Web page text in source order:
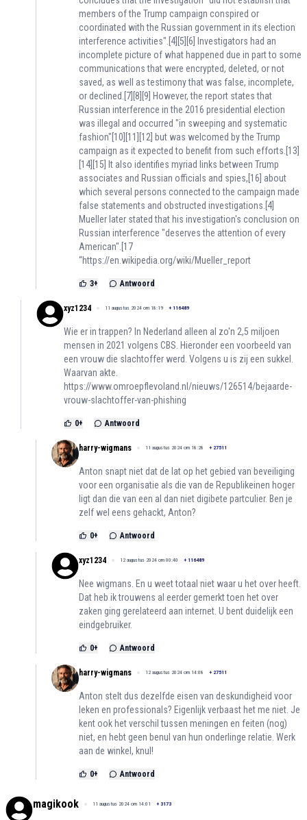
members of the Trump campaign conspired or
coordinated with the Russian government in its election
interference activities".[4][5][6] Investigators had an
incomplete picture of what happened due in part to some
communications that were encrypted, deleted, or not
saved, as well as testimony that was false, incomplete,
or declined.[7][8][9] However, the report states that
Russian interference in the 2016 presidential election
was illegal and occurred "in sweeping and systematic
fashion"[10][11][12] but was welcomed by the Trump
campaign as it expected to benefit from such efforts.[13]
[14][15] It also identifies myriad links between Trump
associates and Russian officials and spies,[16] about
which several persons connected to the campaign made
false statements and obstructed investigations.[4]
Mueller later stated that his investigation's conclusion on
Russian interference "deserves the attention of every
American".[17
“https://en.wikipedia.org/wiki/Mueller_report
3+ Antwoord
xyz1234 11 augustus 2024 om 18:19 + 116489
Wie er in trappen? In Nederland alleen al zo'n 2,5 miljoen
mensen in 2021 volgens CBS. Hieronder een voorbeeld van
een vrouw die slachtoffer werd. Volgens u is zij een sukkel.
Waarvan akte.
https://www.omroepflevoland.nl/nieuws/126514/bejaarde-
vrouw-slachtoffer-van-phishing
0+ Antwoord
harry-wigmans 11 augustus 2024 om 18:28 + 27511
Anton snapt niet dat de lat op het gebied van beveiliging
voor een organisatie als die van de Republikeinen hoger
ligt dan die van een al dan niet digibete partculier. Ben je
zelf wel eens gehackt, Anton?
0+ Antwoord
xyz1234 12 augustus 2024 om 00:40 + 116489
Nee wigmans. En u weet totaal niet waar u het over heeft.
Dat heb ik trouwens al eerder gemerkt toen het over
zaken ging gerelateerd aan internet. U bent duidelijk een
eindgebruiker.
0+ Antwoord
harry-wigmans 12 augustus 2024 om 14:08 + 27511
Anton stelt dus dezelfde eisen van deskundigheid voor
leken en professionals? Eigenlijk verbaast het me niet. Je
kent ook het verschil tussen meningen en feiten (nog)
niet, en hebt geen benul van hun onderlinge relatie. Werk
aan de winkel, knul!
0+ Antwoord
magikook 11 augustus 2024 om 14:01 + 3173